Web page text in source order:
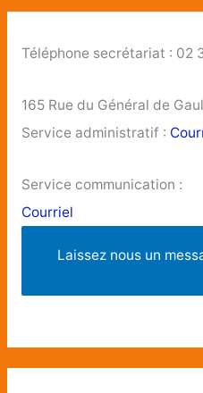
Téléphone secrétariat : 02
165 Rue du Général de
Service administratif :
Service communication :
Courriel
Laissez nous un